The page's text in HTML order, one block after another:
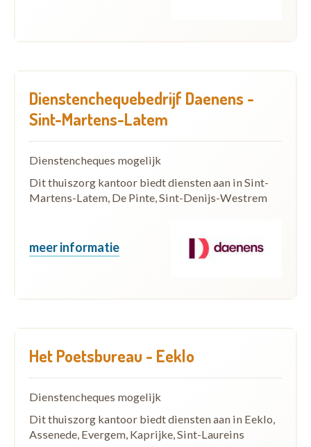
Dienstenchequebedrijf Daenens -
Sint-Martens-Latem
Dienstencheques mogelijk
Dit thuiszorg kantoor biedt diensten aan in Sint-
Martens-Latem, De Pinte, Sint-Denijs-Westrem
meer informatie
Het Poetsbureau - Eeklo
Dienstencheques mogelijk
Dit thuiszorg kantoor biedt diensten aan in Eeklo,
Assenede, Evergem, Kaprijke, Sint-Laureins